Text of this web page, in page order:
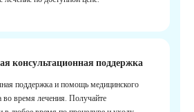
консультационная поддержка
поддержка и помощь медицинского
во время лечения. Получайте